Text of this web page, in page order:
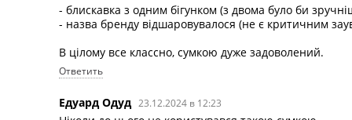
- блискавка з одним бігунком (з двома було би
- назва бренду відшаровувалося (не є критичним
В цілому все классно, сумкою дуже задоволений.
Ответить
Едуард Одуд 23.12.2024 в 12:23